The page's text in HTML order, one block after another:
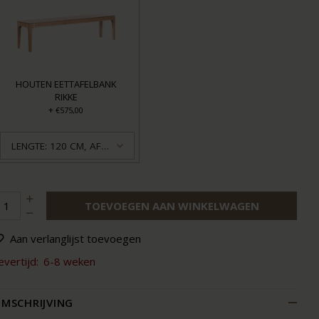
HOUTEN EETTAFELBANK
RIKKE
+ €575,00
LENGTE: 120 CM, AFWERKING: GEOLIED
TOEVOEGEN AAN WINKELWAGEN
Aan verlanglijst toevoegen
6-8 weken